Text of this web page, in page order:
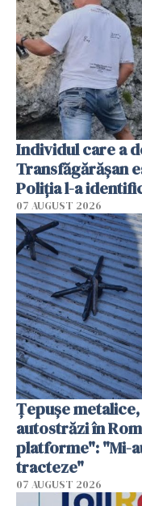
Individul care a
Transfăgărășan
Poliția l-a
07 AUGUST 2026
Țepușe
autostrăzi în
platforme": "Mi-
tracteze"
07 AUGUST 2026